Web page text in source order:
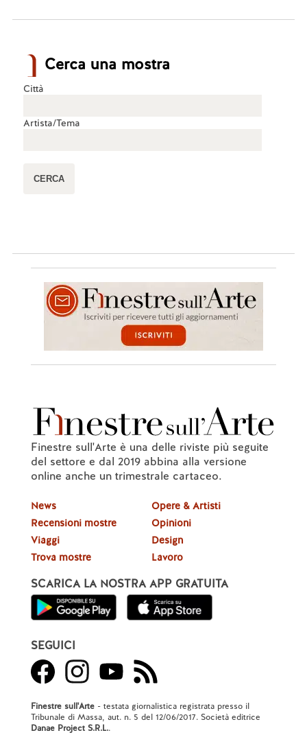
Cerca una mostra
Città
Artista/Tema
Finestre sull'Arte è una delle riviste più seguite
del settore e dal 2019 abbina alla versione
online anche un trimestrale cartaceo.
News
Recensioni mostre
Viaggi
Trova mostre
Opere & Artisti
Opinioni
Design
Lavoro
SCARICA LA NOSTRA APP GRATUITA
SEGUICI
Finestre sull'Arte- testata giornalistica registrata presso il
Tribunale di Massa, aut. n. 5 del 12/06/2017. Società editrice
Danae Project S.R.L..